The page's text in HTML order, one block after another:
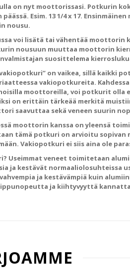
on nyt moottorissasi. Potkurin
Esim. 13 1/4 x 17.
nousu.
voi lisätä tai vähentää moottorin
nousuun muuttaa moottorin
suosittelema
on vaikea, sillä kaikki
vakiopotkureita. Kahdessa
moottoreilla, voi potkurit olla
on erittäin tärkeää merkitä
saavuttaa sekä veneen suurin
moottorin kanssa on yleensä
tämä potkuri on arvioitu sopivan
Vakiopotkuri ei siis aina ole
Useimmat veneet toimitetaan
ja kestävät normaaliolosuhteissa
ja kestävämpiä kuin
ja kiihtyvyyttä